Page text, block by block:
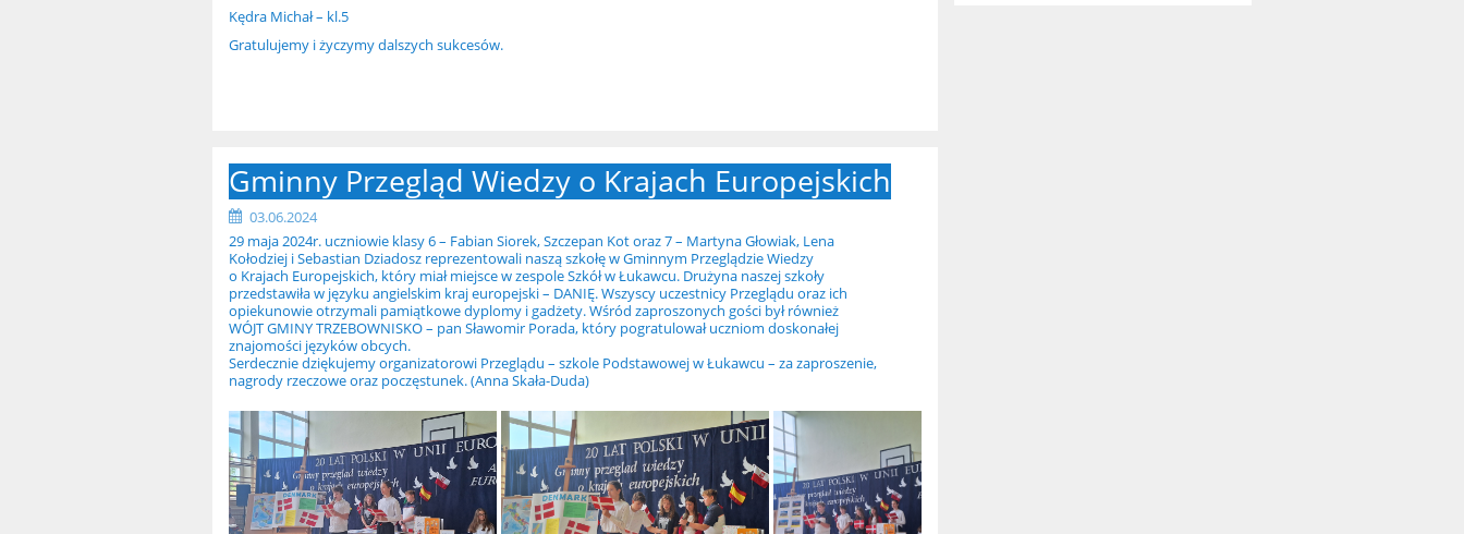
Kędra Michał – kl.5
Gratulujemy i życzymy dalszych sukcesów.
Gminny Przegląd Wiedzy o Krajach Europejskich
03.06.2024
29 maja 2024r. uczniowie klasy 6 – Fabian Siorek, Szczepan Kot oraz 7 – Martyna Głowiak, Lena
Kołodziej i Sebastian Dziadosz reprezentowali naszą szkołę w Gminnym Przeglądzie Wiedzy
o Krajach Europejskich, który miał miejsce w zespole Szkół w Łukawcu. Drużyna naszej szkoły
przedstawiła w języku angielskim kraj europejski – DANIĘ. Wszyscy uczestnicy Przeglądu oraz ich
opiekunowie otrzymali pamiątkowe dyplomy i gadżety. Wśród zaproszonych gości był również
WÓJT GMINY TRZEBOWNISKO – pan Sławomir Porada, który pogratulował uczniom doskonałej
znajomości języków obcych.
Serdecznie dziękujemy organizatorowi Przeglądu – szkole Podstawowej w Łukawcu – za zaproszenie,
nagrody rzeczowe oraz poczęstunek. (Anna Skała-Duda)